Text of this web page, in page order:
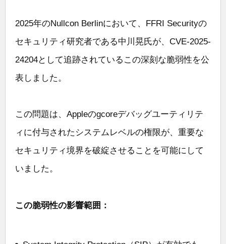
2025年のNullcon Berlinにおいて、FFRI Securityの
セキュリティ研究者である中川晃氏が、CVE-2025-
24204として追跡されているこの深刻な脆弱性を公
表しました。
この問題は、Appleのgcoreデバッグユーティリテ
ィに付与されたシステムレベルの権限が、重要な
セキュリティ境界を破綻させることを可能にして
いました。
この脆弱性の影響範囲：